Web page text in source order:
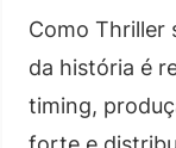
Como Thriller
da história é
timing,